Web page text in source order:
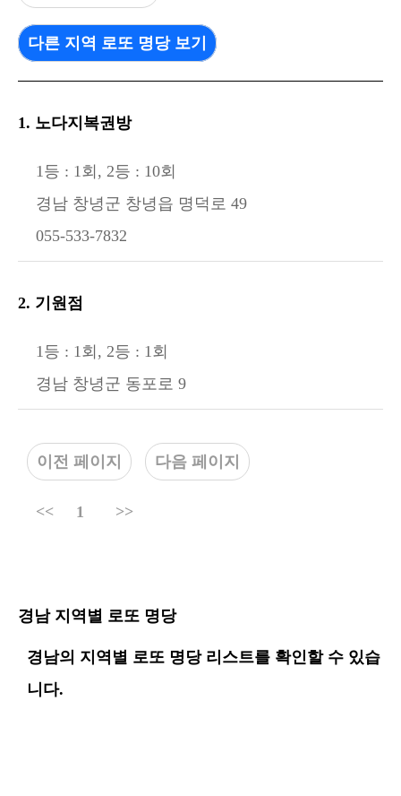
다른 지역 로또 명당 보기
1. 노다지복권방
1등 : 1회, 2등 : 10회
경남 창녕군 창녕읍 명덕로 49
055-533-7832
2. 기원점
1등 : 1회, 2등 : 1회
경남 창녕군 동포로 9
이전 페이지 다음 페이지
<< 1 >>
경남 지역별 로또 명당
경남의 지역별 로또 명당 리스트를 확인할 수 있습
니다.